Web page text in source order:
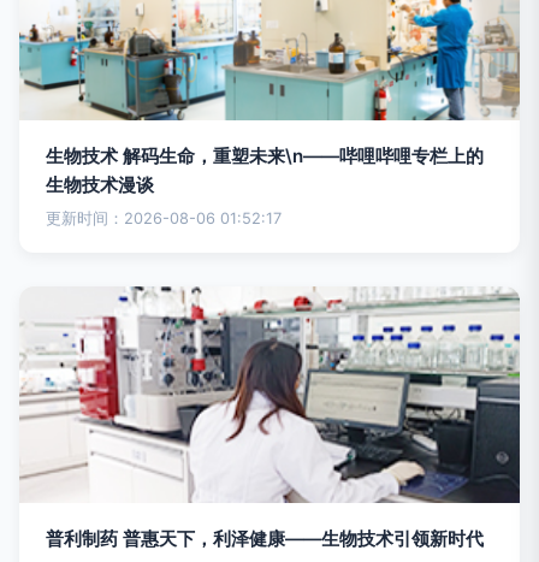
生物技术 解码生命，重塑未来\n——哔哩哔哩专栏上的
生物技术漫谈
更新时间：2026-08-06 01:52:17
普利制药 普惠天下，利泽健康——生物技术引领新时代